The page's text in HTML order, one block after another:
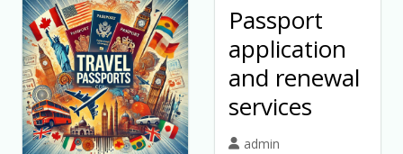
Passport
application
and renewal
services
admin